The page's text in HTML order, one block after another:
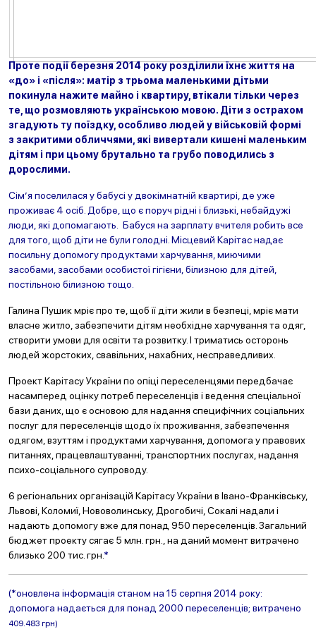
Проте події березня 2014 року розділили їхнє життя на
«до» і «після»: матір з трьома маленькими дітьми
покинула нажите майно і квартиру, втікали тільки через
те, що розмовляють українською мовою. Діти з острахом
згадують ту поїздку, особливо людей у військовій формі
з закритими обличчями, які вивертали кишені маленьким
дітям і при цьому брутально та грубо поводились з
дорослими.
Сім’я поселилася у бабусі у двокімнатній квартирі, де уже
проживає 4 осіб. Добре, що є поруч рідні і близькі, небайдужі
люди, які допомагають. Бабуся на зарплату вчителя робить все
для того, щоб діти не були голодні. Місцевий Карітас надає
посильну допомогу продуктами харчування, миючими
засобами, засобами особистої гігієни, білизною для дітей,
постільною білизною тощо.
Галина Пушик мріє про те, щоб її діти жили в безпеці, мріє мати
власне житло, забезпечити дітям необхідне харчування та одяг,
створити умови для освіти та розвитку. І триматись осторонь
людей жорстоких, свавільних, нахабних, несправедливих.
Проект Карітасу України по опіці переселенцями передбачає
насамперед оцінку потреб переселенців і ведення спеціальної
бази даних, що є основою для надання специфічних соціальних
послуг для переселенців щодо їх проживання, забезпечення
одягом, взуттям і продуктами харчування, допомога у правових
питаннях, працевлаштуванні, транспортних послугах, надання
психо-соціального супроводу.
6 регіональних організацій Карітасу України в Івано-Франківську,
Львові, Коломиї, Нововолинську, Дрогобичі, Сокалі надали і
надають допомогу вже для понад 950 переселенців. Загальний
бюджет проекту сягає 5 млн. грн., на даний момент витрачено
близько 200 тис. грн. *
(*оновлена інформація станом на 15 серпня 2014 року:
допомога надається для понад 2000 переселенців; витрачено
409.483 грн)